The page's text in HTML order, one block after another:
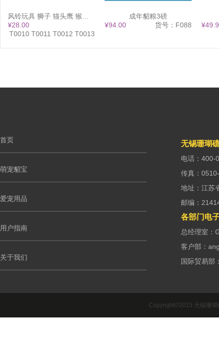
¥28.00
：T0010 T0011 T0012 T0013
成年貂粮3磅
¥94.00
货号：F088
首页
萌宠貂宝
爱宠用品
用户指南
关于我们
无锡珊瑚
电话：400-
传真：
地址：江苏
邮编：
各部门电
总经理室：
客户部：
国际贸易部
Copyright©2015 无锡珊